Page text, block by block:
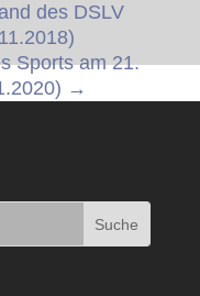
des DSLV
Sports am 21.
→